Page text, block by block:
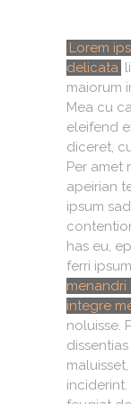
Lorem
delicata
maiorum
Mea cu
eleifend
diceret,
Per amet
apeirian
ipsum
has eu,
ferri
menandri
integre
noluisse.